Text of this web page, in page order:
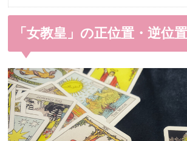
「女教皇」の正位置・逆位